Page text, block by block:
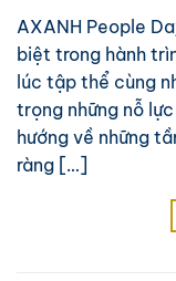
AXANH People
biệt trong hành
lúc tập thể cùng
trọng những nỗ
hướng về những
ràng […]